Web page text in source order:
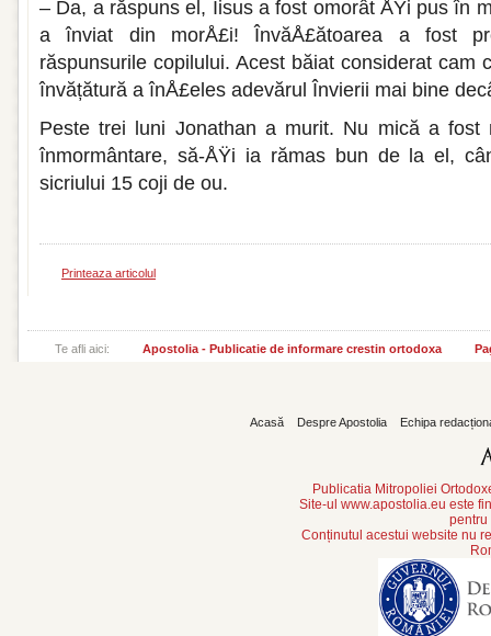
– Da, a răspuns el, Iisus a fost omorât ÅŸi pus în
a înviat din morÅ£i! ÎnvăÅ£ătoarea a fost
răspunsurile copilului. Acest băiat considerat cam
învățătură a înÅ£eles adevărul Învierii mai bine
Peste trei luni Jonathan a murit. Nu mică a fost
înmormântare, să-ÅŸi ia rămas bun de la el,
sicriului 15 coji de ou.
Printeaza articolul
Te afli aici: Apostolia - Publicatie de informare crestin ortodoxa
Acasă Despre Apostolia Echipa
Publicatia Mitropoliei
Site-ul www.apostolia.eu este
pentru
Conținutul acestui website nu